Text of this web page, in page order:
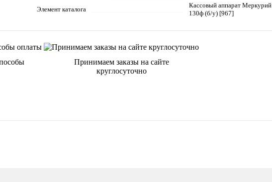
Элемент каталога
Кассовый аппарат Меркурий
130ф (б/у) [967]
Принимаем заказы на сайте
круглосуточно